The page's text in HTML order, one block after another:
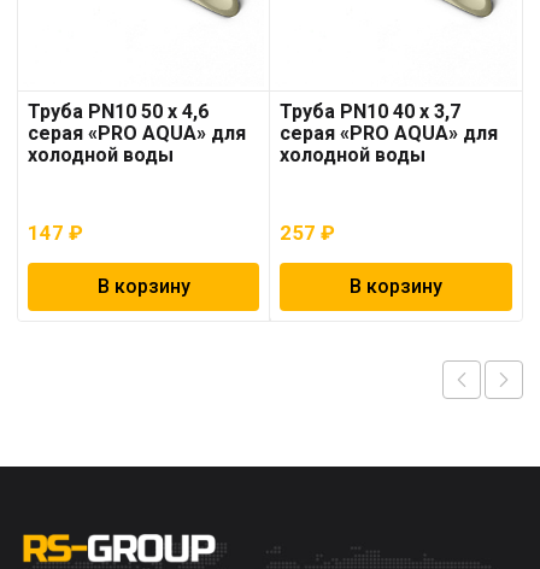
Труба PN10 50 x 4,6
серая «PRO AQUA» для
холодной воды
147 ₽
В корзину
Труба PN10 40 x 3,7
серая «PRO AQUA» для
холодной воды
257₽
В корзину